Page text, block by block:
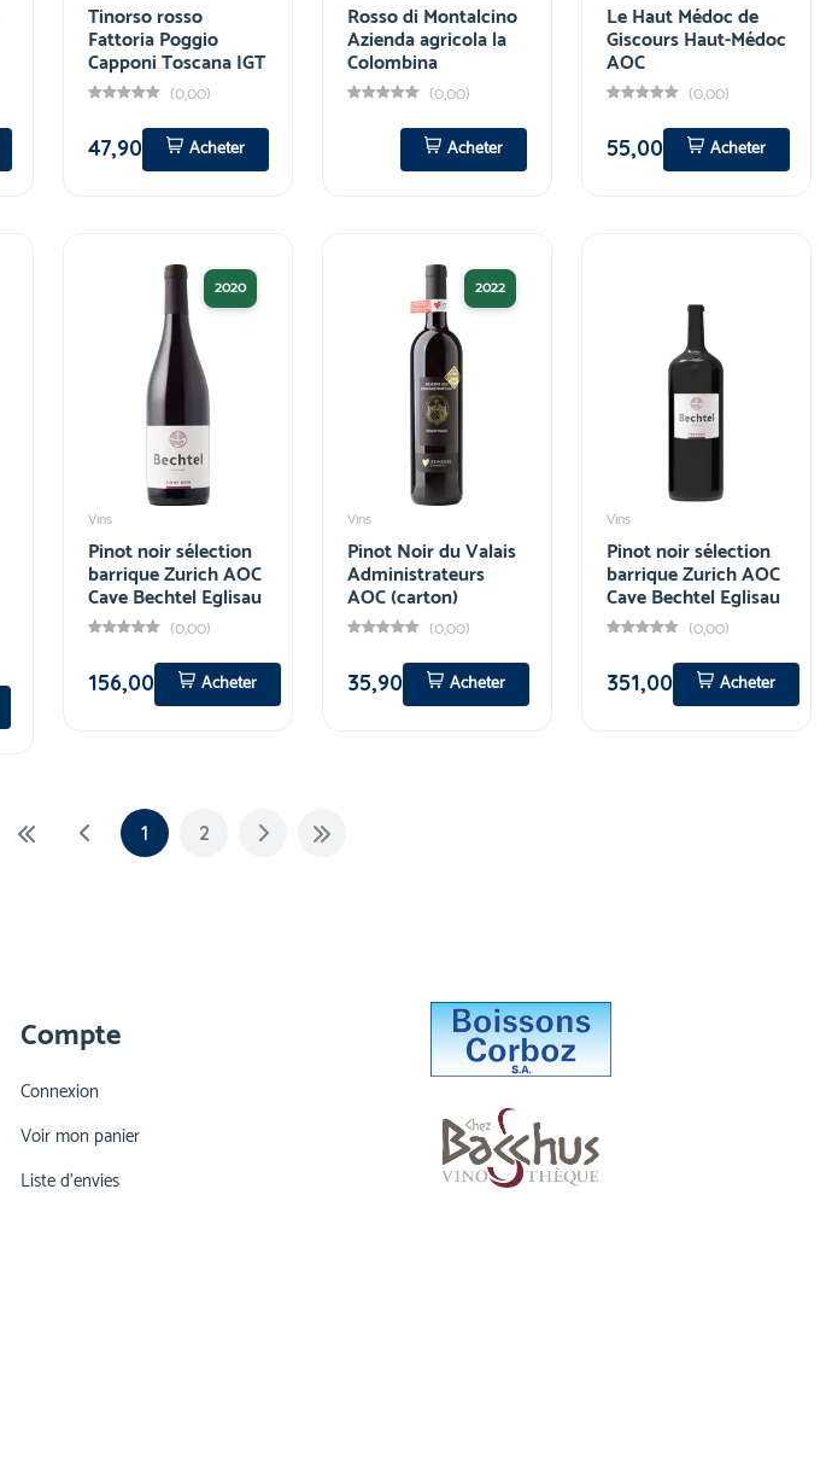
Tinorso rosso
Fattoria Poggio
Capponi Toscana IGT
(0,00)
47,90
Acheter
Rosso di Montalcino
Azienda agricola la
Colombina
(0,00)
Acheter
Le Haut Médoc de
Giscours Haut-Médoc
AOC
(0,00)
55,00
Acheter
2020
Vins
Pinot noir sélection
barrique Zurich AOC
Cave Bechtel Eglisau
(0,00)
156,00
Acheter
2022
Vins
Pinot Noir du Valais
Administrateurs
AOC (carton)
(0,00)
35,90
Acheter
Vins
Pinot noir sélection
barrique Zurich AOC
Cave Bechtel Eglisau
(0,00)
351,00
Acheter
1 2
Compte
Connexion
Voir mon panier
Liste d'envies